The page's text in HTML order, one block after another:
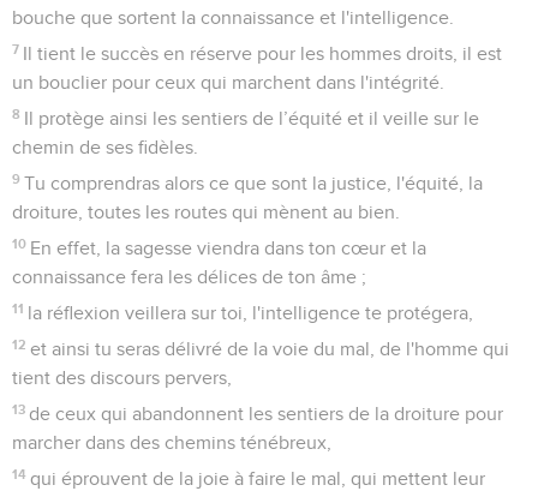
bouche que sortent la connaissance et l'intelligence.
7 Il tient le succès en réserve pour les hommes droits, il est
un bouclier pour ceux qui marchent dans l'intégrité.
8 Il protège ainsi les sentiers de l’équité et il veille sur le
chemin de ses fidèles.
9 Tu comprendras alors ce que sont la justice, l'équité, la
droiture, toutes les routes qui mènent au bien.
10 En effet, la sagesse viendra dans ton cœur et la
connaissance fera les délices de ton âme ;
11 la réflexion veillera sur toi, l'intelligence te protégera,
12 et ainsi tu seras délivré de la voie du mal, de l'homme qui
tient des discours pervers,
13 de ceux qui abandonnent les sentiers de la droiture pour
marcher dans des chemins ténébreux,
14 qui éprouvent de la joie à faire le mal, qui mettent leur